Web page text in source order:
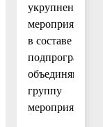
укрупненное
мероприятие
в составе
подпрограммы,
объединяющее
группу
мероприятий;